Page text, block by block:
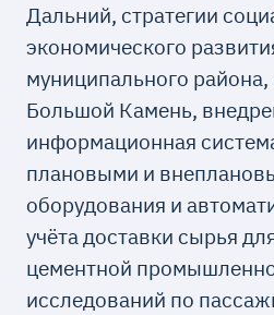
Дальний, стратегии
экономического
муниципального района,
Большой Камень,
информационная
плановыми и
оборудования и
учёта доставки сырья
цементной
исследований по